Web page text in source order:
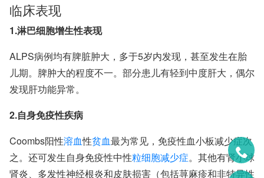
临床表现
1.淋巴细胞增生性表现
ALPS病例均有脾脏肿大，多于5岁内发现，甚至发生在胎
儿期。脾肿大的程度不一。部分患儿有轻到中度肝大，偶尔
发现肝功能异常。
2.自身免疫性疾病
Coombs阳性溶血性贫血最为常见，免疫性血小板减少症次
之。还可发生自身免疫性中性粒细胞减少症。其他有肾小球
肾炎、多发性神经根炎和皮肤损害（包括荨麻疹和非特异性